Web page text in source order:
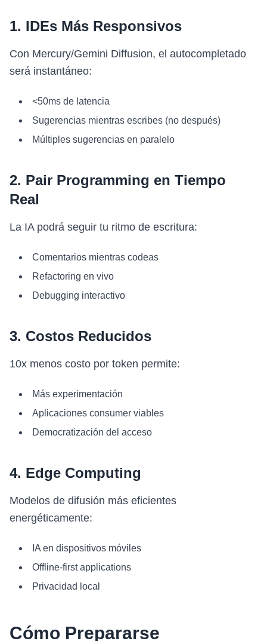
1. IDEs Más Responsivos
Con Mercury/Gemini Diffusion, el autocompletado
será instantáneo:
<50ms de latencia
Sugerencias mientras escribes (no después)
Múltiples sugerencias en paralelo
2. Pair Programming en Tiempo
Real
La IA podrá seguir tu ritmo de escritura:
Comentarios mientras codeas
Refactoring en vivo
Debugging interactivo
3. Costos Reducidos
10x menos costo por token permite:
Más experimentación
Aplicaciones consumer viables
Democratización del acceso
4. Edge Computing
Modelos de difusión más eficientes
energéticamente:
IA en dispositivos móviles
Offline-first applications
Privacidad local
Cómo Prepararse